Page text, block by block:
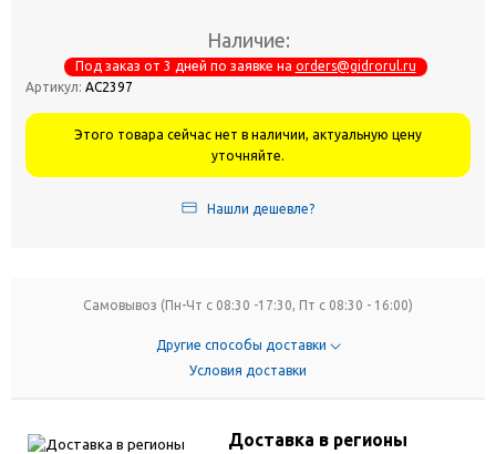
Наличие:
Под заказ от 3 дней по заявке на orders@gidrorul.ru
Артикул: АС2397
Этого товара сейчас нет в наличии, актуальную цену
уточняйте.
Нашли дешевле?
Самовывоз (Пн-Чт с 08:30 -17:30, Пт с 08:30 - 16:00)
Другие способы доставки
Условия доставки
Доставка в регионы